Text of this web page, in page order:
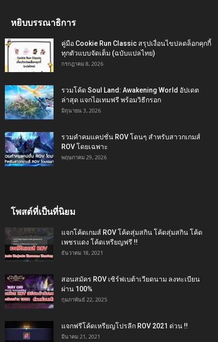
หยิบบรรณาธิการ
คู่มือ Cookie Run Classic สรุปเงื่อนไขปลดล็อกคุกกี้
ทุกตัวแบบจัดเต็ม (ฉบับแปลไทย)
กรกฎาคม 8, 2026
รวมโค้ด Soul Land: Awakening World อัปเดต
ล่าสุด แจกไอเทมฟรี พร้อมวิธีกรอก
มิถุนายน 3, 2026
รวมคำคมแคปชั่น ROV โดนๆ สำหรับสาวกเกมส์
ROV โดยเฉพาะ
พฤษภาคม 29, 2026
โพสต์ที่เป็นที่นิยม
แจกโค้ดเกมส์ ROV โค้ดสุ่มสกิน โค้ดสุ่มสกิน โค้ด
เพชรแดง โค้ดเหรียญฟรี !!
ธันวาคม 18, 2021
สอนสมัคร ROV เซิร์ฟเบต้าเวียดนาม ลงทะเบียน
ผ่าน 100%
กุมภาพันธ์ 22, 2025
แจกฟรีโค้ดเหรียญโปรลีก ROV 2021 ด่วน !!
มีนาคม 21, 2021